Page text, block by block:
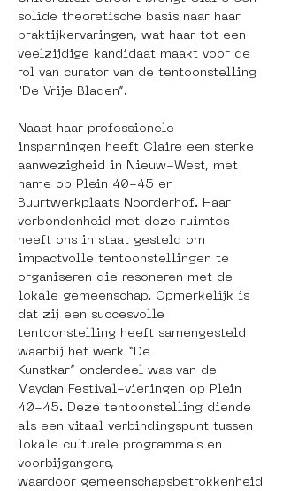
solide theoretische basis naar haar
praktijkervaringen, wat haar tot een
veelzijdige kandidaat maakt voor de
rol van curator van de tentoonstelling
"De Vrije Bladen”.
Naast haar professionele
inspanningen heeft Claire een sterke
aanwezigheid in Nieuw-West, met
name op Plein 40-45 en
Buurtwerkplaats Noorderhof. Haar
verbondenheid met deze ruimtes
heeft ons in staat gesteld om
impactvolle tentoonstellingen te
organiseren die resoneren met de
lokale gemeenschap. Opmerkelijk is
dat zij een succesvolle
tentoonstelling heeft samengesteld
waarbij het werk “De
Kunstkar” onderdeel was van de
Maydan Festival-vieringen op Plein
40-45. Deze tentoonstelling diende
als een vitaal verbindingspunt tussen
lokale culturele programma's en
voorbijgangers,
waardoor gemeenschapsbetrokkenheid